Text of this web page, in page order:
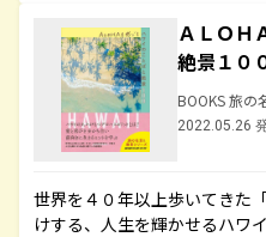
ＡＬＯＨ
絶景１０
BOOKS 旅の
2022.05.26
世界を４０年以上歩いてきた
けする、人生を輝かせるハワ